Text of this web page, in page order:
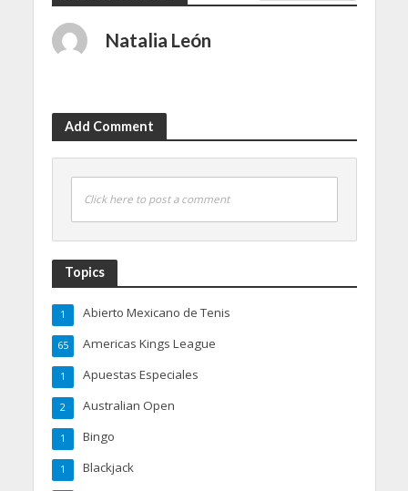
Natalia León
Add Comment
Click here to post a comment
Topics
Abierto Mexicano de Tenis
1
Americas Kings League
65
Apuestas Especiales
1
Australian Open
2
Bingo
1
Blackjack
1